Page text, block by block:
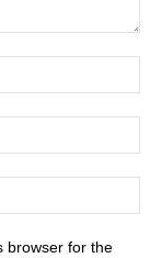
browser for the